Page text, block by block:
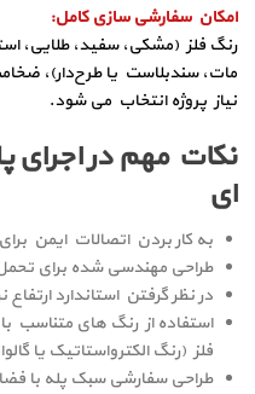
امکان سفارشی‌ سازی کامل:
رنگ فلز (مشکی، سفید، طلایی،
مات، سندبلاست یا طرح‌دار)،
نیاز پروژه انتخاب می‌ شود.
نکات مهم در اجرای
ای
به کار بردن اتصالات ایمن
طراحی مهندسی‌ شده برای
در نظر گرفتن استاندارد
استفاده از رنگ های
فلز (رنگ الکترواستاتیک یا
طراحی سفارشی سبک پله با